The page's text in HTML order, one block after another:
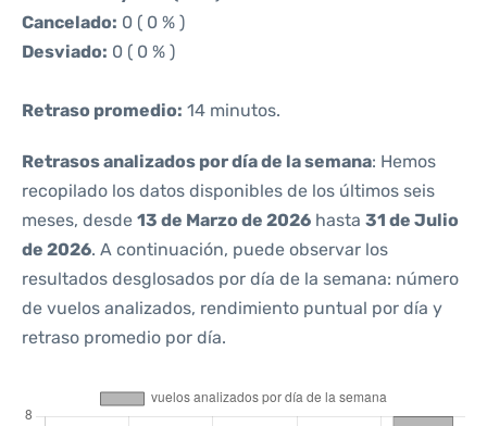
Cancelado: 0 ( 0 % )
Desviado: 0 ( 0 % )
Retraso promedio: 14 minutos.
Retrasos analizados por día de la semana: Hemos
recopilado los datos disponibles de los últimos seis
meses, desde 13 de Marzo de 2026 hasta 31 de Julio
de 2026. A continuación, puede observar los
resultados desglosados por día de la semana: número
de vuelos analizados, rendimiento puntual por día y
retraso promedio por día.